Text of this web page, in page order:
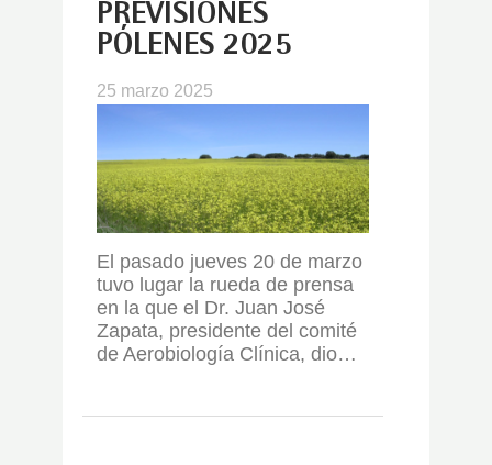
PREVISIONES
PÓLENES 2025
25 marzo 2025
El pasado jueves 20 de marzo
tuvo lugar la rueda de prensa
en la que el Dr. Juan José
Zapata, presidente del comité
de Aerobiología Clínica, dio…